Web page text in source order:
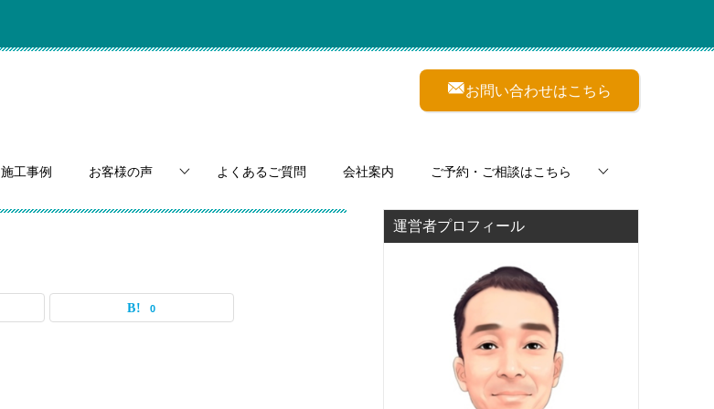
お問い合わせはこちら
施工事例 お客様の声 よくあるご質問 会社案内 ご予約・ご相談はこちら
0
運営者プロフィール